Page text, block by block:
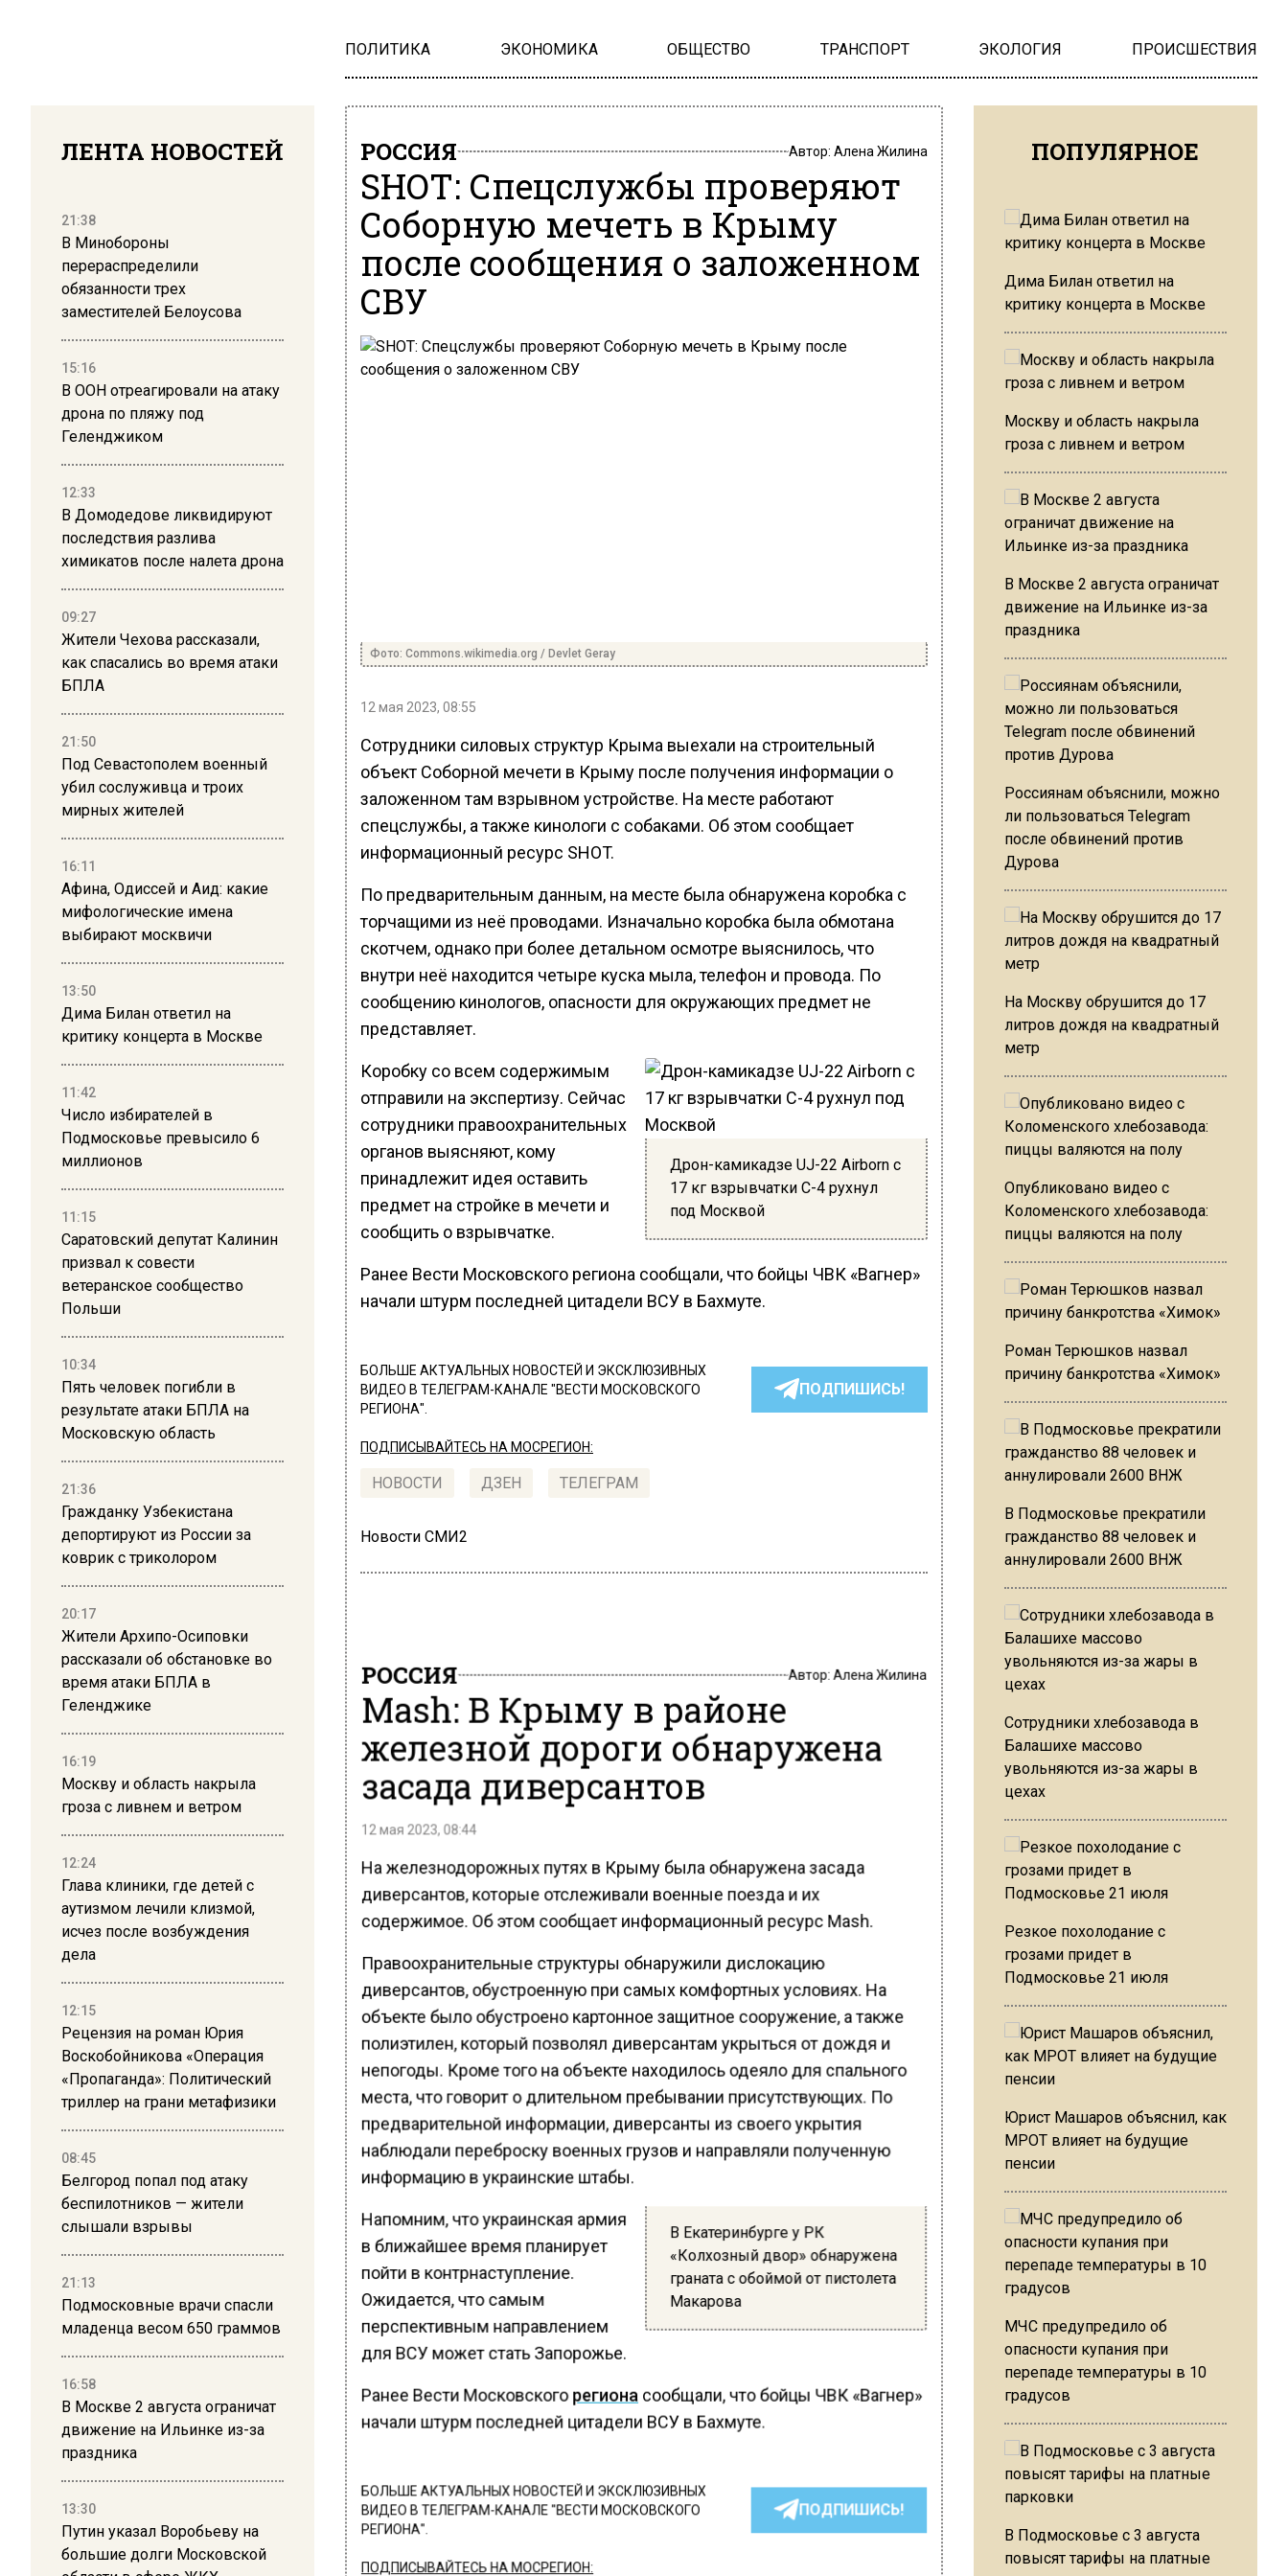
ПОЛИТИКА ЭКОНОМИКА ОБЩЕСТВО ТРАНСПОРТ ЭКОЛОГИЯ ПРОИСШЕСТВИЯ
ЛЕНТА НОВОСТЕЙ
21:38
В Минобороны
перераспределили
обязанности трех
заместителей Белоусова
15:16
В ООН отреагировали на атаку
дрона по пляжу под
Геленджиком
12:33
В Домодедове ликвидируют
последствия разлива
химикатов после налета дрона
09:27
Жители Чехова рассказали,
как спасались во время атаки
БПЛА
21:50
Под Севастополем военный
убил сослуживца и троих
мирных жителей
16:11
Афина, Одиссей и Аид: какие
мифологические имена
выбирают москвичи
13:50
Дима Билан ответил на
критику концерта в Москве
11:42
Число избирателей в
Подмосковье превысило 6
миллионов
11:15
Саратовский депутат Калинин
призвал к совести
ветеранское сообщество
Польши
10:34
Пять человек погибли в
результате атаки БПЛА на
Московскую область
21:36
Гражданку Узбекистана
депортируют из России за
коврик с триколором
20:17
Жители Архипо-Осиповки
рассказали об обстановке во
время атаки БПЛА в
Геленджике
16:19
Москву и область накрыла
гроза с ливнем и ветром
12:24
Глава клиники, где детей с
аутизмом лечили клизмой,
исчез после возбуждения
дела
12:15
Рецензия на роман Юрия
Воскобойникова «Операция
«Пропаганда»: Политический
триллер на грани метафизики
08:45
Белгород попал под атаку
беспилотников — жители
слышали взрывы
21:13
Подмосковные врачи спасли
младенца весом 650 граммов
16:58
В Москве 2 августа ограничат
движение на Ильинке из-за
праздника
13:30
Путин указал Воробьеву на
большие долги Московской
РОССИЯ Автор: Алена Жилина
SHOT: Спецслужбы проверяют
Соборную мечеть в Крыму
после сообщения о заложенном
СВУ
Фото: Commons.wikimedia.org / Devlet Geray
12 мая 2023, 08:55
Сотрудники силовых структур Крыма выехали на строительный
объект Соборной мечети в Крыму после получения информации о
заложенном там взрывном устройстве. На месте работают
спецслужбы, а также кинологи с собаками. Об этом сообщает
информационный ресурс SHOT.
По предварительным данным, на месте была обнаружена коробка с
торчащими из неё проводами. Изначально коробка была обмотана
скотчем, однако при более детальном осмотре выяснилось, что
внутри неё находится четыре куска мыла, телефон и провода. По
сообщению кинологов, опасности для окружающих предмет не
представляет.
Дрон-камикадзе UJ-22 Airborn с
17 кг взрывчатки C-4 рухнул
под Москвой
Коробку со всем содержимым
отправили на экспертизу. Сейчас
сотрудники правоохранительных
органов выясняют, кому
принадлежит идея оставить
предмет на стройке в мечети и
сообщить о взрывчатке.
Ранее Вести Московского региона сообщали, что бойцы ЧВК «Вагнер»
начали штурм последней цитадели ВСУ в Бахмуте.
БОЛЬШЕ АКТУАЛЬНЫХ НОВОСТЕЙ И ЭКСКЛЮЗИВНЫХ
ВИДЕО В ТЕЛЕГРАМ-КАНАЛЕ "ВЕСТИ МОСКОВСКОГО
РЕГИОНА".
ПОДПИШИСЬ!
ПОДПИСЫВАЙТЕСЬ НА МОСРЕГИОН:
НОВОСТИ ДЗЕН ТЕЛЕГРАМ
Новости СМИ2
РОССИЯ Автор: Алена Жилина
Mash: В Крыму в районе
железной дороги обнаружена
засада диверсантов
12 мая 2023, 08:44
На железнодорожных путях в Крыму была обнаружена засада
диверсантов, которые отслеживали военные поезда и их
содержимое. Об этом сообщает информационный ресурс Mash.
Правоохранительные структуры обнаружили дислокацию
диверсантов, обустроенную при самых комфортных условиях. На
объекте было обустроено картонное защитное сооружение, а также
полиэтилен, который позволял диверсантам укрыться от дождя и
непогоды. Кроме того на объекте находилось одеяло для спального
места, что говорит о длительном пребывании присутствующих. По
предварительной информации, диверсанты из своего укрытия
наблюдали переброску военных грузов и направляли полученную
информацию в украинские штабы.
В Екатеринбурге у РК
«Колхозный двор» обнаружена
граната с обоймой от пистолета
Макарова
Напомним, что украинская армия
в ближайшее время планирует
пойти в контрнаступление.
Ожидается, что самым
перспективным направлением
для ВСУ может стать Запорожье.
Ранее Вести Московскогорегионасообщали, что бойцы ЧВК «Вагнер»
начали штурм последней цитадели ВСУ в Бахмуте.
БОЛЬШЕ АКТУАЛЬНЫХ НОВОСТЕЙ И ЭКСКЛЮЗИВНЫХ
ВИДЕО В ТЕЛЕГРАМ-КАНАЛЕ "ВЕСТИ МОСКОВСКОГО
РЕГИОНА".
ПОДПИШИСЬ!
ПОДПИСЫВАЙТЕСЬ НА МОСРЕГИОН:
ПОПУЛЯРНОЕ
Дима Билан ответил на
критику концерта в Москве
Москву и область накрыла
гроза с ливнем и ветром
В Москве 2 августа ограничат
движение на Ильинке из-за
праздника
Россиянам объяснили, можно
ли пользоваться Telegram
после обвинений против
Дурова
На Москву обрушится до 17
литров дождя на квадратный
метр
Опубликовано видео с
Коломенского хлебозавода:
пиццы валяются на полу
Роман Терюшков назвал
причину банкротства «Химок»
В Подмосковье прекратили
гражданство 88 человек и
аннулировали 2600 ВНЖ
Сотрудники хлебозавода в
Балашихе массово
увольняются из-за жары в
цехах
Резкое похолодание с
грозами придет в
Подмосковье 21 июля
Юрист Машаров объяснил, как
МРОТ влияет на будущие
пенсии
МЧС предупредило об
опасности купания при
перепаде температуры в 10
градусов
В Подмосковье с 3 августа
повысят тарифы на платные